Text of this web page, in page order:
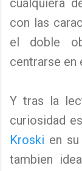
cualquiera
con las
el doble
centrarse en
Y tras la
curiosidad
Kroski en su
tambien